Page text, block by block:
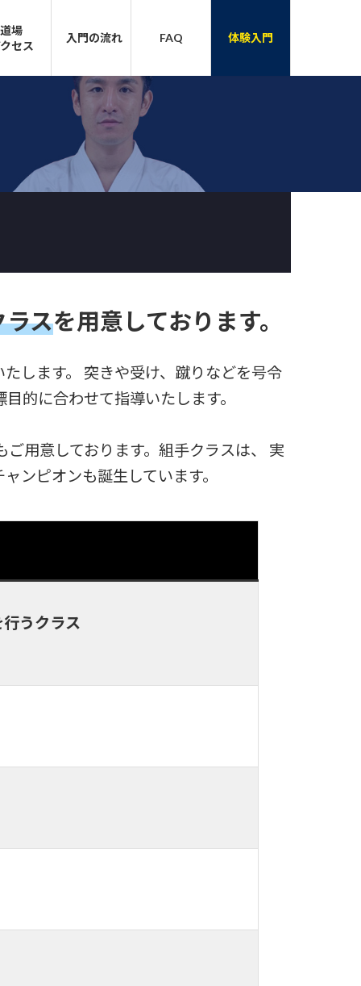
道場
セス
入門の流れ FAQ 体験入門
ラスを用意しております。
します。 突きや受け、蹴りなどを号令
的に合わせて指導いたします。
用意しております。組手クラスは、 実
ンピオンも誕生しています。
うクラス